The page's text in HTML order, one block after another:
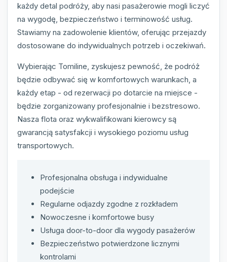
każdy detal podróży, aby nasi pasażerowie mogli liczyć
na wygodę, bezpieczeństwo i terminowość usług.
Stawiamy na zadowolenie klientów, oferując przejazdy
dostosowane do indywidualnych potrzeb i oczekiwań.
Wybierając Tomiline, zyskujesz pewność, że podróż
będzie odbywać się w komfortowych warunkach, a
każdy etap - od rezerwacji po dotarcie na miejsce -
będzie zorganizowany profesjonalnie i bezstresowo.
Nasza flota oraz wykwalifikowani kierowcy są
gwarancją satysfakcji i wysokiego poziomu usług
transportowych.
Profesjonalna obsługa i indywidualne
podejście
Regularne odjazdy zgodne z rozkładem
Nowoczesne i komfortowe busy
Usługa door-to-door dla wygody pasażerów
Bezpieczeństwo potwierdzone licznymi
kontrolami